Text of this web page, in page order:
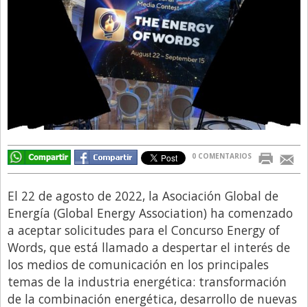
Entrevista
Entrevista Exclusiva
La Opinión del Director
Legales
Libro de Quejas
Medios
Millonarios
Minuto Lanzamiento
Negocios
Opinion
0 COMENTARIOS
El 22 de agosto de 2022, la Asociación Global de
Energía (Global Energy Association) ha comenzado
a aceptar solicitudes para el Concurso Energy of
Words, que está llamado a despertar el interés de
los medios de comunicación en los principales
temas de la industria energética: transformación
de la combinación energética, desarrollo de nuevas